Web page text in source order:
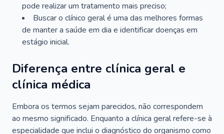
pode realizar um tratamento mais preciso;
Buscar o clínico geral é uma das melhores formas
de manter a saúde em dia e identificar doenças em
estágio inicial.
Diferença entre clínica geral e
clínica médica
Embora os termos sejam parecidos, não correspondem
ao mesmo significado. Enquanto a clínica geral refere-se à
especialidade que inclui o diagnóstico do organismo como